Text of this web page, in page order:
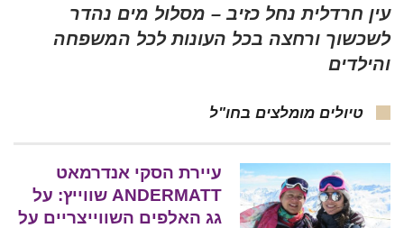
עין חרדלית נחל כזיב – מסלול מים נהדר
לשכשוך ורחצה בכל העונות לכל המשפחה
והילדים
טיולים מומלצים בחו"ל
עיירת הסקי אנדרמאט
ANDERMATT שווייץ: על
גג האלפים השווייצריים על